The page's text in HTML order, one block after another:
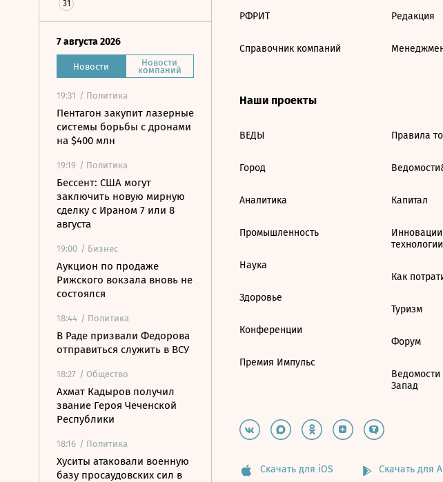
31
7 августа 2026
Новости Новости
компаний
19:31 / Политика
Пентагон закупит лазерные
системы борьбы с дронами
на $400 млн
19:19 / Политика
Бессент: США могут
заключить новую мирную
сделку с Ираном 7 или 8
августа
19:00 / Бизнес
Аукцион по продаже
Рижского вокзала вновь не
состоялся
18:44 / Политика
В Раде призвали Федорова
отправиться служить в ВСУ
18:27 / Общество
Ахмат Кадыров получил
звание Героя Чеченской
Республики
18:16 / Политика
Хуситы атаковали военную
базу просаудовских сил в
РФРИТ
Справочник компаний
Редакция
Наши проекты
ВЕДЫ
Город
Аналитика
Промышленность
Наука
Здоровье
Конференции
Премия Импульс
Правила
Капитал
технологии
Как
Туризм
Форум
Запад
Скачать для iOS Скачать для